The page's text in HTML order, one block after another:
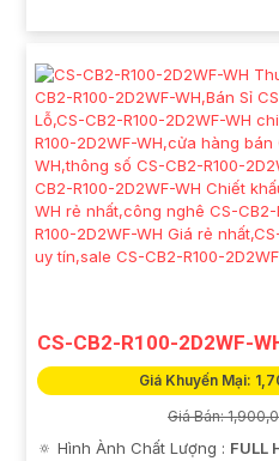
CS-CB2-R100-2D2WF-
Giá Khuyến Mại:
Giá Bán:
🔅 Hình Ành Chất Lượng : FULL